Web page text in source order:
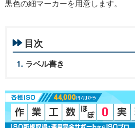
黒色の細マーカーを用意します。
目次
ラベル書き